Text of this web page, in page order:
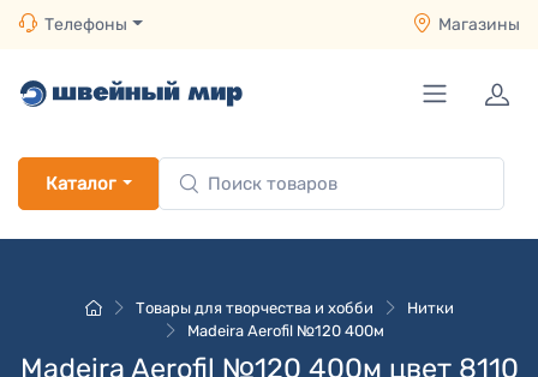
Телефоны Магазины
Каталог
Товары для творчества и хобби
Нитки
Madeira Aerofil №120 400м
Madeira Aerofil №120 400м цвет 8110